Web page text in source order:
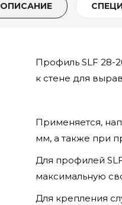
ОПИСАНИЕ
Профиль SLF 28-
к стене для
Применяется,
мм, а также при
Для профилей
максимальную
Для крепления